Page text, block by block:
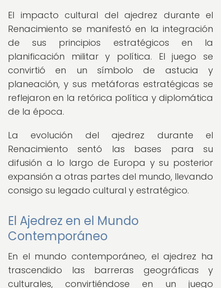
El impacto cultural del ajedrez durante el
Renacimiento se manifestó en la integración
de sus principios estratégicos en la
planificación militar y política. El juego se
convirtió en un símbolo de astucia y
planeación, y sus metáforas estratégicas se
reflejaron en la retórica política y diplomática
de la época.
La evolución del ajedrez durante el
Renacimiento sentó las bases para su
difusión a lo largo de Europa y su posterior
expansión a otras partes del mundo, llevando
consigo su legado cultural y estratégico.
El Ajedrez en el Mundo
Contemporáneo
En el mundo contemporáneo, el ajedrez ha
trascendido las barreras geográficas y
culturales, convirtiéndose en un juego